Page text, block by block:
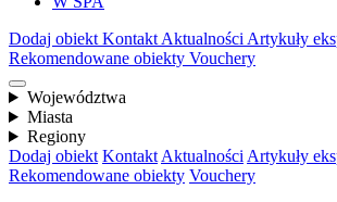
Dodaj obiekt Kontakt Aktualności Artykuły
Rekomendowane obiekty Vouchery
Województwa
Miasta
Regiony
Dodaj obiekt Kontakt Aktualności Artykuły
Rekomendowane obiekty Vouchery